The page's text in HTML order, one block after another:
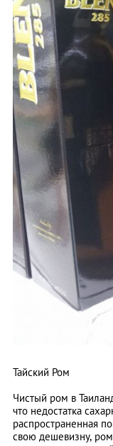
Тайский Ром
Чистый ром в
что недостатка
распространенная
свою дешевизну,